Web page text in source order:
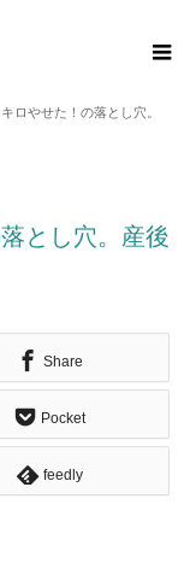
ロやせた！の落とし穴。
とし穴。産後
Share
Pocket
feedly